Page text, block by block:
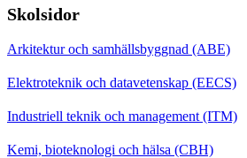
Skolsidor
Arkitektur och samhällsbyggnad (ABE)
Elektroteknik och datavetenskap (EECS)
Industriell teknik och management (ITM)
Kemi, bioteknologi och hälsa (CBH)